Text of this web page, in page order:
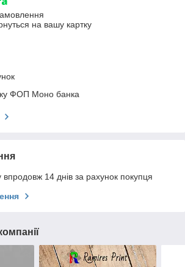
на вашу картку
ФОП Моно банка
14 днів за рахунок покупця